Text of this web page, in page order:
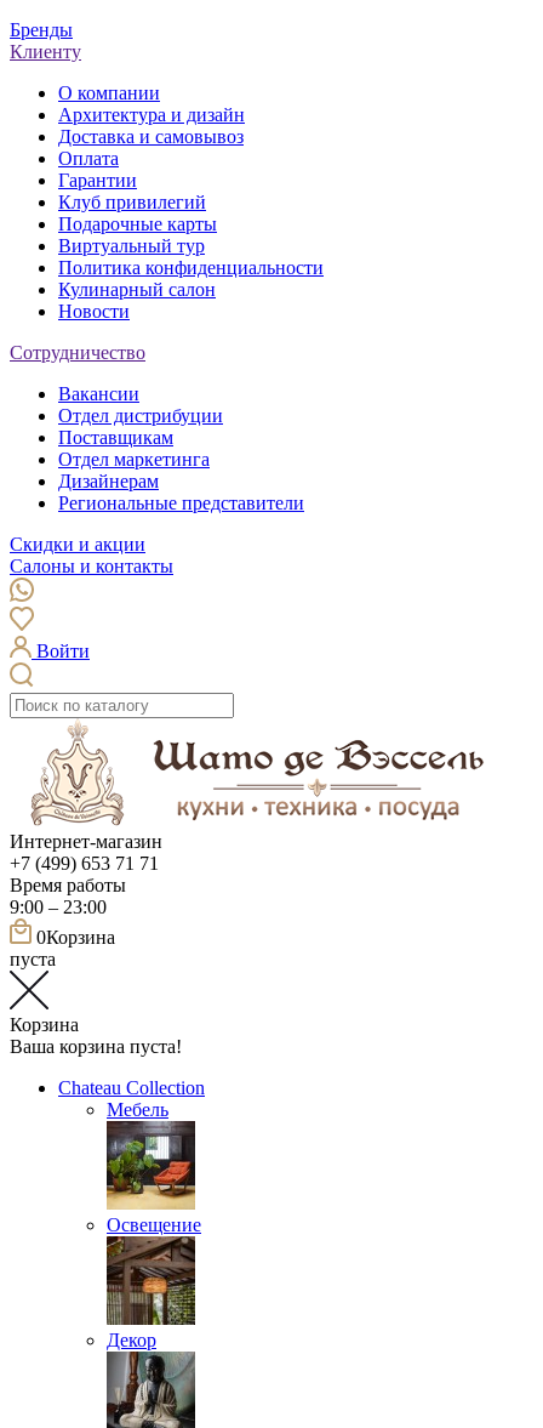
Бренды
Клиенту
О компании
Архитектура и дизайн
Доставка и самовывоз
Оплата
Гарантии
Клуб привилегий
Подарочные карты
Виртуальный тур
Политика конфиденциальности
Кулинарный салон
Новости
Сотрудничество
Вакансии
Отдел дистрибуции
Поставщикам
Отдел маркетинга
Дизайнерам
Региональные представители
Скидки и акции
Салоны и контакты
Войти
Интернет-магазин
+7 (499) 653 71 71
Время работы
9:00 – 23:00
0Корзина
пуста
Корзина
Ваша корзина пуста!
Chateau Collection
Мебель
Освещение
Декор